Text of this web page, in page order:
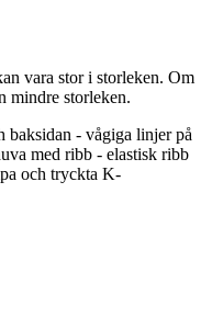
vara stor i storleken. Om
mindre storleken.
baksidan - vågiga linjer på
med ribb - elastisk ribb
och tryckta K-